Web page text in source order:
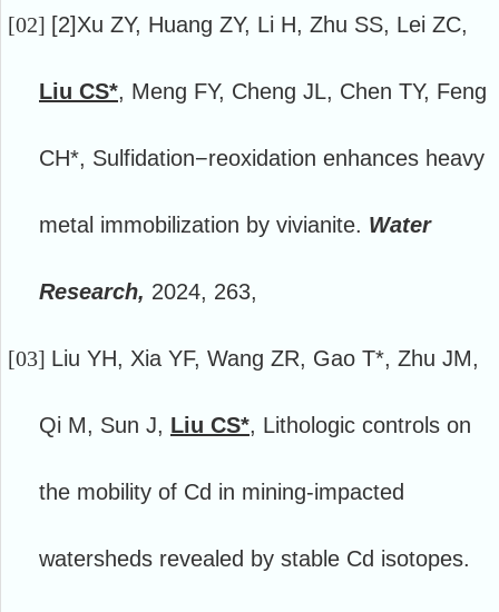
[02] [2]Xu ZY, Huang ZY, Li H, Zhu SS, Lei ZC,
Liu CS*, Meng FY, Cheng JL, Chen TY, Feng
CH*, Sulfidation−reoxidation enhances heavy
metal immobilization by vivianite. Water
Research, 2024, 263,
[03] Liu YH, Xia YF, Wang ZR, Gao T*, Zhu JM,
Qi M, Sun J, Liu CS*, Lithologic controls on
the mobility of Cd in mining-impacted
watersheds revealed by stable Cd isotopes.